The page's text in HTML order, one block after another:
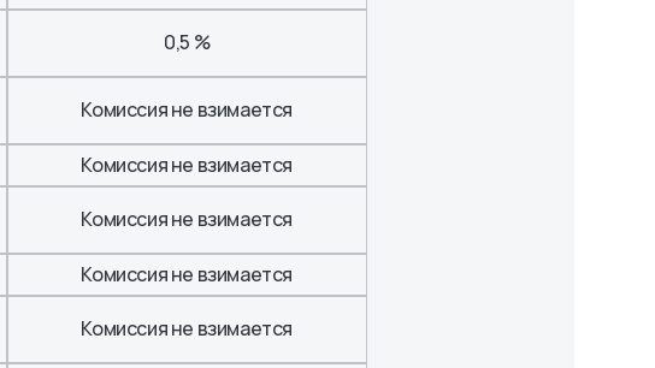
0,5 %
Комиссия не взимается
Комиссия не взимается
Комиссия не взимается
Комиссия не взимается
Комиссия не взимается